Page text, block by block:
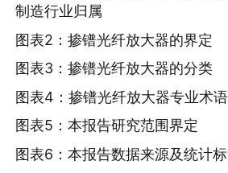
制造行业归属
图表2：掺镨光纤放大器的界定
图表3：掺镨光纤放大器的分类
图表4：掺镨光纤放大器专业术
图表5：本报告研究范围界定
图表6：本报告数据来源及统计